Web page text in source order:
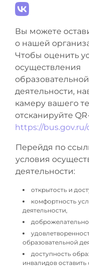
Вы можете
о нашей
Чтобы оценить
осуществления
образовательной
деятельности,
камеру вашего
отсканируйте
https://
Перейдя по
условия
деятельности:
открытость и
комфортность
деятельности,
образовательной
доступность
инвалидов оставить